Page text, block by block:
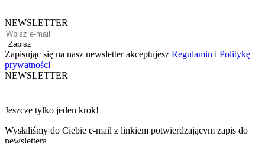
NEWSLETTER
Zapisz
Zapisując się na nasz newsletter akceptujesz Regulamin i Politykę
prywatności
NEWSLETTER
Jeszcze tylko jeden krok!
Wysłaliśmy do Ciebie e-mail z linkiem potwierdzającym zapis do